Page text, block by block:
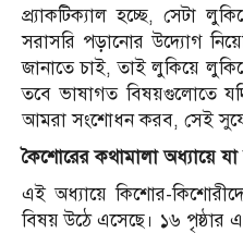
প্র্যাকটিক্যাল হচ্ছে, সেটা
সরাসরি পড়ানোর উদ্যোগ
জানাতে চাই, তাই লুকিয়ে
তবে ভাষাগত বিষয়গুলোতে
আমরা সংশোধন করব, সেই
কৈশোরের কথামালা অধ্যায়ে
এই অধ্যায়ে কিশোর-
বিষয় উঠে এসেছে। ১৬ পৃষ্ঠার